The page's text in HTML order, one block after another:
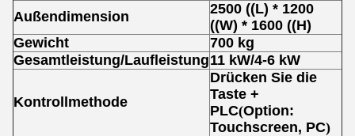
Außendimension
2500 ((L) * 1200
((W) * 1600 ((H)
Gewicht
700 kg
Gesamtleistung/Laufleistung11 kW/4-6 kW
Kontrollmethode
Drücken Sie die
Taste +
PLC(Option:
Touchscreen, PC)